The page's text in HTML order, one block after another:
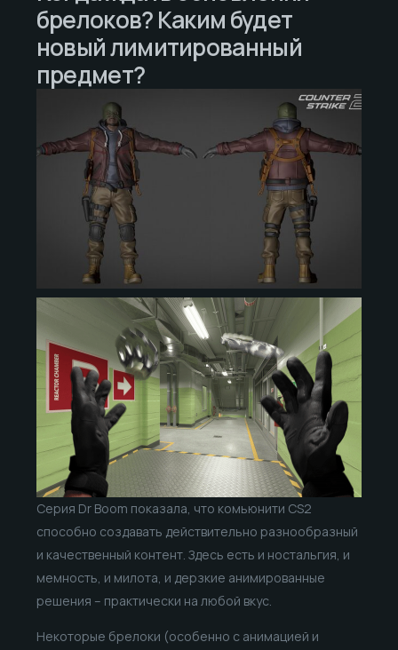
брелоков? Каким будет
новый лимитированный
предмет?
Серия Dr Boom показала, что комьюнити CS2
способно создавать действительно разнообразный
и качественный контент. Здесь есть и ностальгия, и
мемность, и милота, и дерзкие анимированные
решения – практически на любой вкус.
Некоторые брелоки (особенно с анимацией и